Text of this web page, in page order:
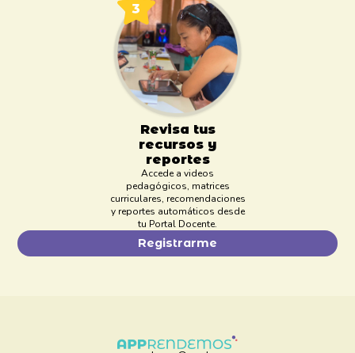
Revisa tus
recursos y
reportes
Accede a videos
pedagógicos, matrices
curriculares, recomendaciones
y reportes automáticos desde
tu Portal Docente.
Registrarme